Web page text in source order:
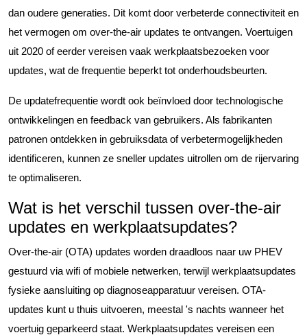
dan oudere generaties. Dit komt door verbeterde connectiviteit en
het vermogen om over-the-air updates te ontvangen. Voertuigen
uit 2020 of eerder vereisen vaak werkplaatsbezoeken voor
updates, wat de frequentie beperkt tot onderhoudsbeurten.
De updatefrequentie wordt ook beïnvloed door technologische
ontwikkelingen en feedback van gebruikers. Als fabrikanten
patronen ontdekken in gebruiksdata of verbetermogelijkheden
identificeren, kunnen ze sneller updates uitrollen om de rijervaring
te optimaliseren.
Wat is het verschil tussen over-the-air
updates en werkplaatsupdates?
Over-the-air (OTA) updates worden draadloos naar uw PHEV
gestuurd via wifi of mobiele netwerken, terwijl werkplaatsupdates
fysieke aansluiting op diagnoseapparatuur vereisen. OTA-
updates kunt u thuis uitvoeren, meestal 's nachts wanneer het
voertuig geparkeerd staat. Werkplaatsupdates vereisen een